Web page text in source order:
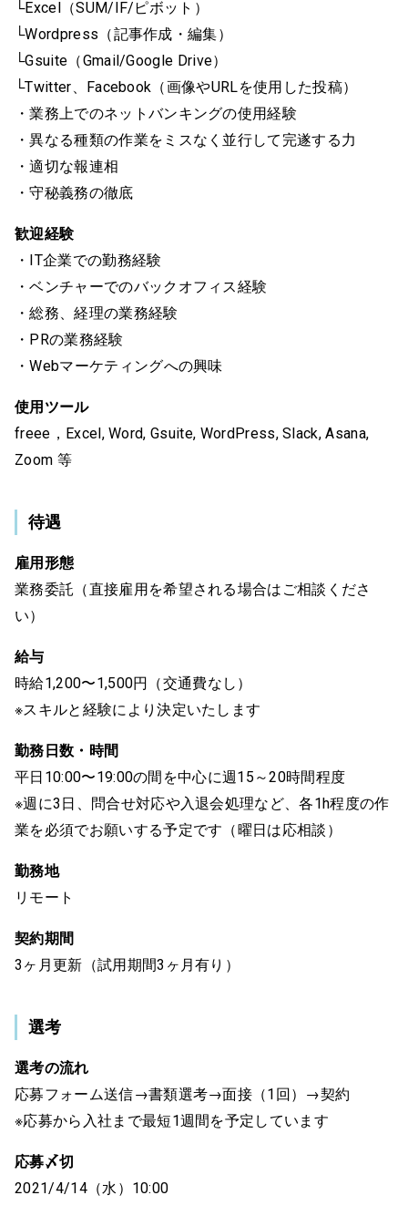
└Excel（SUM/IF/ピボット）
└Wordpress（記事作成・編集）
└Gsuite（Gmail/Google Drive）
└Twitter、Facebook（画像やURLを使用した投稿）
・業務上でのネットバンキングの使用経験
・異なる種類の作業をミスなく並行して完遂する力
・適切な報連相
・守秘義務の徹底
歓迎経験
・IT企業での勤務経験
・ベンチャーでのバックオフィス経験
・総務、経理の業務経験
・PRの業務経験
・Webマーケティングへの興味
使用ツール
freee，Excel, Word, Gsuite, WordPress, Slack, Asana,
Zoom 等
待遇
雇用形態
業務委託（直接雇用を希望される場合はご相談くださ
い）
給与
時給1,200〜1,500円（交通費なし）
※スキルと経験により決定いたします
勤務日数・時間
平日10:00〜19:00の間を中心に週15～20時間程度
※週に3日、問合せ対応や入退会処理など、各1h程度の作
業を必須でお願いする予定です（曜日は応相談）
勤務地
リモート
契約期間
3ヶ月更新（試用期間3ヶ月有り）
選考
選考の流れ
応募フォーム送信→書類選考→面接（1回）→契約
※応募から入社まで最短1週間を予定しています
応募〆切
2021/4/14（水）10:00